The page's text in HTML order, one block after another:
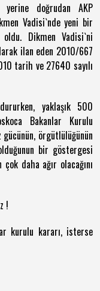
doğrudan AKP
Vadisi`nde yeni bir
Dikmen Vadisi`ni
ilan eden 2010/667
tarih ve 27640 sayılı
yaklaşık 500
Bakanlar Kurulu
örgütlülüğünün
bir göstergesi
daha ağır olacağını
!
kurulu kararı, isterse